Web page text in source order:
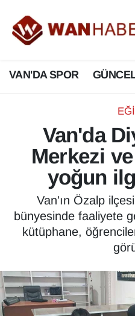
VAN'DA SPOR
Van'da
Merkezi
yoğun
Van'ın Özalp
bünyesinde faaliyete
kütüphane,
3.SAYFA
ASAYİŞ
BİLİM VE
Biyografi
Bölge Haberleri
ÇEVRE
Deprem
Diğer
Van Nöbetçi Eczaneler
Van Hava Durumu
Van Namaz Vakitleri
Van Trafik Yoğunluk
Süper Lig Puan
Tüm Manşetler
Son Dakika Haberleri